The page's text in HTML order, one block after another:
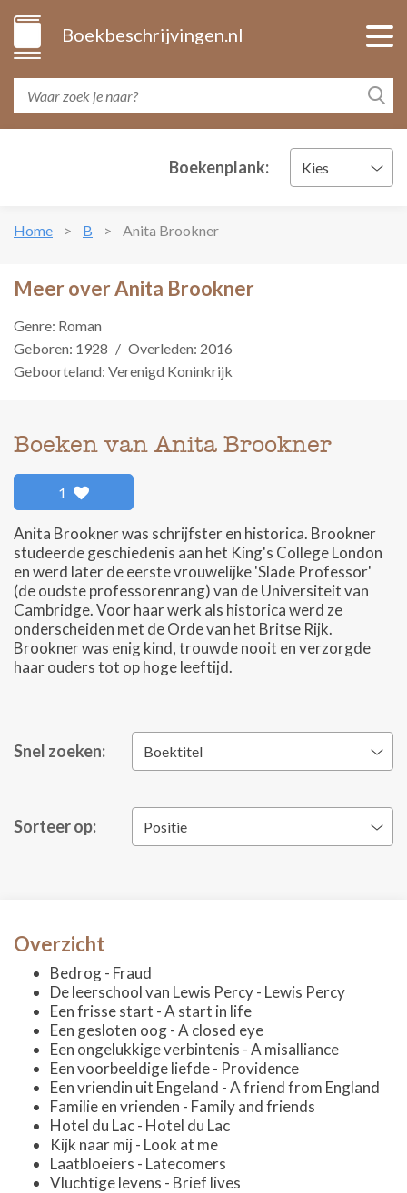
Boekbeschrijvingen.nl
Boekenplank: Kies
Home B Anita Brookner
Meer over Anita Brookner
Genre: Roman
Geboren: 1928 / Overleden: 2016
Geboorteland: Verenigd Koninkrijk
Boeken van Anita Brookner
1
Anita Brookner was schrijfster en historica. Brookner
studeerde geschiedenis aan het King's College London
en werd later de eerste vrouwelijke 'Slade Professor'
(de oudste professorenrang) van de Universiteit van
Cambridge. Voor haar werk als historica werd ze
onderscheiden met de Orde van het Britse Rijk.
Brookner was enig kind, trouwde nooit en verzorgde
haar ouders tot op hoge leeftijd.
Snel zoeken: Boektitel
Sorteer op: Positie
Overzicht
Bedrog - Fraud
De leerschool van Lewis Percy - Lewis Percy
Een frisse start - A start in life
Een gesloten oog - A closed eye
Een ongelukkige verbintenis - A misalliance
Een voorbeeldige liefde - Providence
Een vriendin uit Engeland - A friend from England
Familie en vrienden - Family and friends
Hotel du Lac - Hotel du Lac
Kijk naar mij - Look at me
Laatbloeiers - Latecomers
Vluchtige levens - Brief lives